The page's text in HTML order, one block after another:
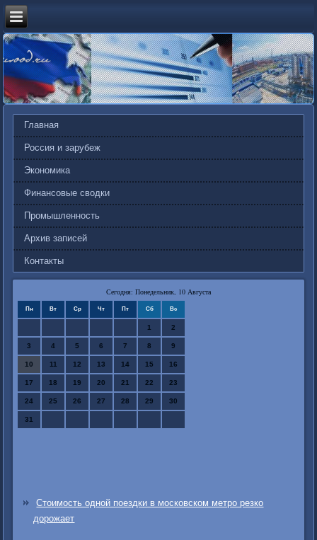
Главная
Россия и зарубеж
Экономика
Финансовые сводки
Промышленность
Архив записей
Контакты
Сегодня: Понедельник, 10 Августа
Пн Вт Ср Чт Пт Сб Вс
1 2
3 4 5 6 7 8 9
10 11 12 13 14 15 16
17 18 19 20 21 22 23
24 25 26 27 28 29 30
31
Стоимость одной поездки в московском метро резко
дорожает